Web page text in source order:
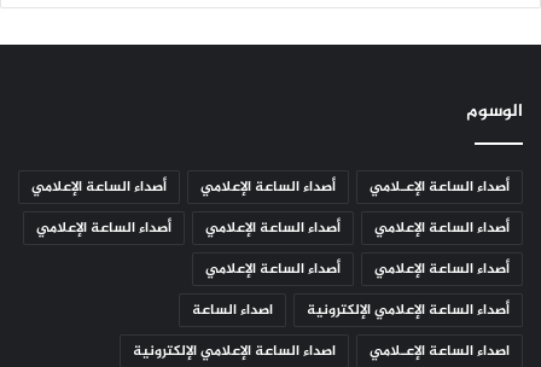
الوسوم
أصداء الساعة الإعـلامي أصداء الساعة الإعلامي
أصداء الساعة الإعلامي
أصداء الساعة الإعلامي
أصداء الساعة الإعلامي
أصداء الساعة الإعلامي
أصداء الساعة الإعلامي
أصداء الساعة الإعلامي
أصداء الساعة الإعلامي الإلكترونية
اصداء الساعة
اصداء الساعة الإعـلامي
اصداء الساعة الإعلامي الإلكترونية